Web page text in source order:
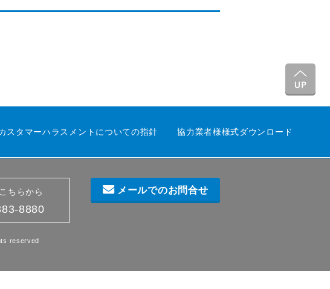
スタマーハラスメントについての指針 協力業者様様式ダウンロード
ちらから
8880
メールでのお問合せ
reserved